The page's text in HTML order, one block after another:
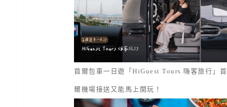
首爾包車一日遊「HiGuest Tours 嗨客旅行」首
爾機場接送又能馬上開玩！